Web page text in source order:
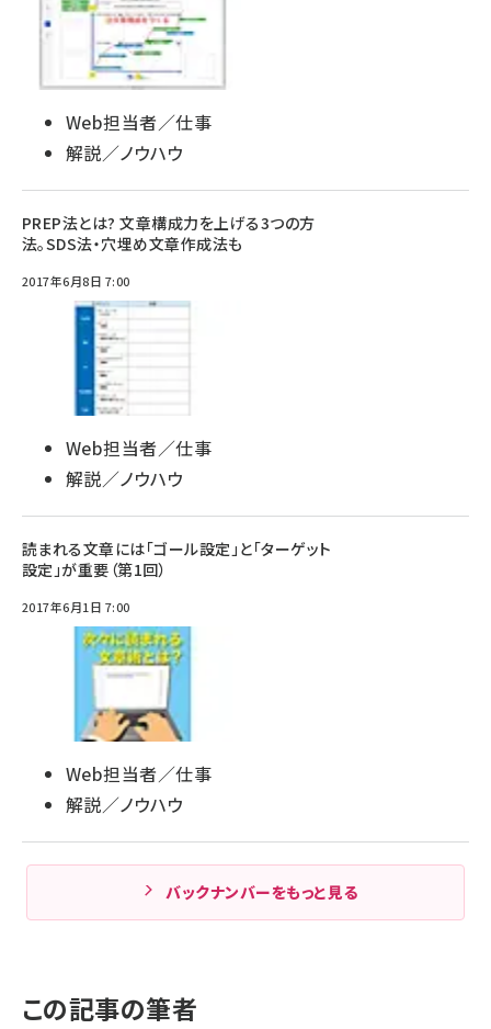
Web担当者／仕事
解説／ノウハウ
PREP法とは? 文章構成力を上げる3つの方
法。SDS法・穴埋め文章作成法も
2017年6月8日 7:00
Web担当者／仕事
解説／ノウハウ
読まれる文章には「ゴール設定」と「ターゲット
設定」が重要（第1回）
2017年6月1日 7:00
Web担当者／仕事
解説／ノウハウ
バックナンバーをもっと見る
この記事の筆者